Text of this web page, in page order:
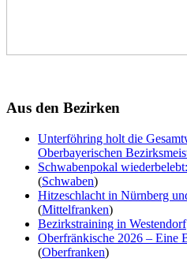
Aus den Bezirken
Unterföhring holt die
Oberbayerischen
Schwabenpokal
(Schwaben)
Hitzeschlacht in Nürnberg
(Mittelfranken)
Bezirkstraining in Westendorf
Oberfränkische 2026 – Eine
(Oberfranken)